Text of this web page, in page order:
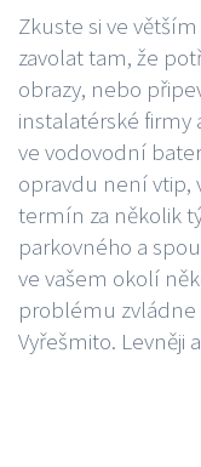
Zkuste si ve
zavolat tam, že
obrazy, nebo
instalatérské firmy
ve vodovodní
opravdu není
termín za několik
parkovného a
ve vašem okolí
problému zvládne
Vyřešmito. Levněji